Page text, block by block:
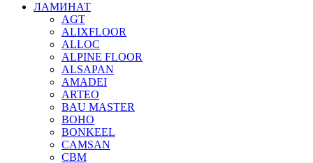
ЛАМИНАТ
AGT
ALIXFLOOR
ALLOC
ALPINE FLOOR
ALSAPAN
AMADEI
ARTEO
BAU MASTER
BOHO
BONKEEL
CAMSAN
CBM